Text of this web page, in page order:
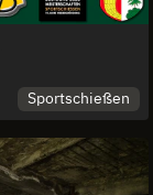
Sportschießen